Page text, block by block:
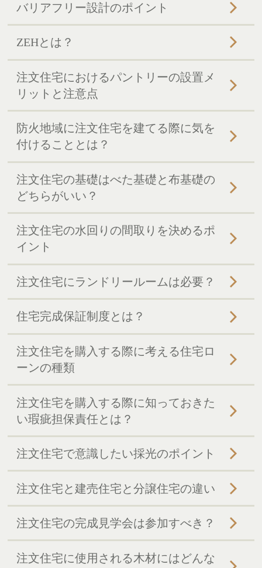
バリアフリー設計のポイント
ZEHとは？
注文住宅におけるパントリーの設置メ
リットと注意点
防火地域に注文住宅を建てる際に気を
付けることとは？
注文住宅の基礎はべた基礎と布基礎の
どちらがいい？
注文住宅の水回りの間取りを決めるポ
イント
注文住宅にランドリールームは必要？
住宅完成保証制度とは？
注文住宅を購入する際に考える住宅ロ
ーンの種類
注文住宅を購入する際に知っておきた
い瑕疵担保責任とは？
注文住宅で意識したい採光のポイント
注文住宅と建売住宅と分譲住宅の違い
注文住宅の完成見学会は参加すべき？
注文住宅に使用される木材にはどんな